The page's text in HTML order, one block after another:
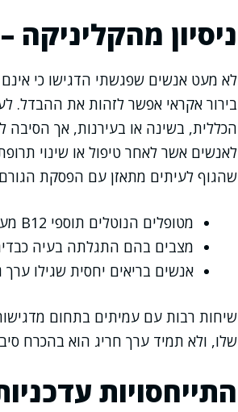
ניסיון
לא מעט אנשים שפגשתי הדגישו כי
בירור אקראי אפשר לזהות את ההבדל.
הכללית, בשינה או בעירנות, אך
שהגוף לעיתים מתאזן עם הפסקת
מטופלים הנוטלים תוספי B12 מעל שנה, ומופתעים מתוצאה גבוהה בבדיקות
מצבים בהם התגלתה בעיה
אנשים בריאים יחסית שגילו ערך
שיחות רבות עם עמיתים בתחום
שלו, ולא תמיד ערך חריג הוא בהכרח
התייחסויות